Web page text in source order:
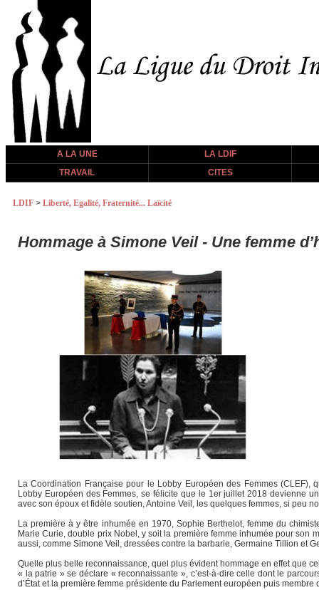
A LA UNE
LA LDIF
TRAVAIL
CITES
LDIF > Liberté, Egalité, Fraternité... Laïcité
Hommage à Simone Veil - Une femme
La Coordination Française pour le Lobby Européen des Femmes
Lobby Européen des Femmes, se félicite que le 1er juillet 2018 devienne
avec son époux et fidèle soutien, Antoine Veil, les quelques femmes, si peu
La première à y être inhumée en 1970, Sophie Berthelot, femme du
Marie Curie, double prix Nobel, y soit la première femme inhumée pour son
aussi, comme Simone Veil, dressées contre la barbarie, Germaine Tillion et
Quelle plus belle reconnaissance, quel plus évident hommage en effet que
« la patrie » se déclare « reconnaissante », c’est-à-dire celle dont le
d’État et la première femme présidente du Parlement européen puis